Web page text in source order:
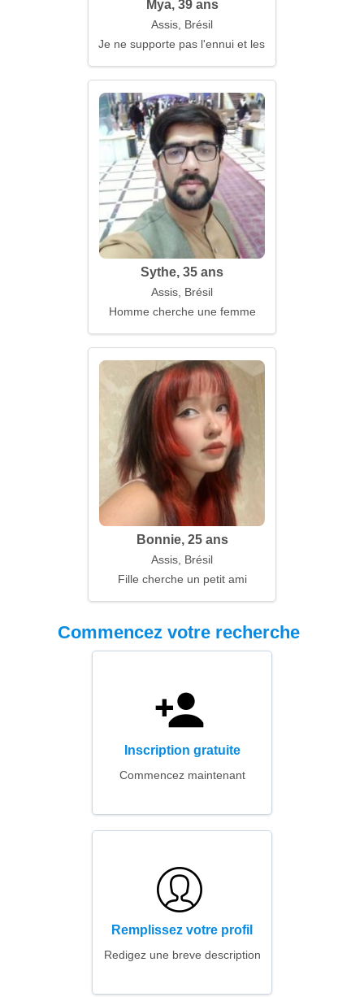
Mya, 39 ans
Assis, Brésil
Je ne supporte pas l'ennui et les mensonges
Sythe, 35 ans
Assis, Brésil
Homme cherche une femme
Bonnie, 25 ans
Assis, Brésil
Fille cherche un petit ami
Commencez votre recherche
Inscription gratuite
Commencez maintenant
Remplissez votre profil
Redigez une breve description